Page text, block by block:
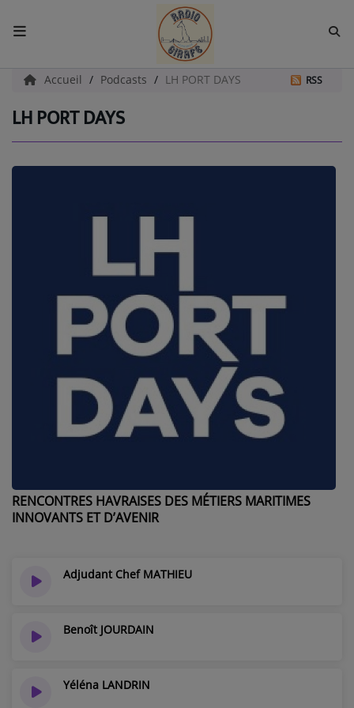
ACCUEIL
Radio
UN HAVRE DE CULTURE
PAROLES D'ENTREPRENEURS
AU TOUR DE ... AUTOUR DE ....
LE LIVE RADIO GIRAFE
BOULEVARD DES ARTISTES
SPORT ADDICT
Accueil Podcasts LH PORT DAYS RSS
LH PORT DAYS
RENCONTRES HAVRAISES DES MÉTIERS MARITIMES
INNOVANTS ET D’AVENIR
Adjudant Chef MATHIEU
Benoît JOURDAIN
Yéléna LANDRIN